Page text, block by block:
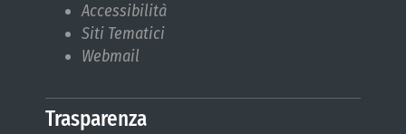
Accessibilità
Siti Tematici
Webmail
Trasparenza